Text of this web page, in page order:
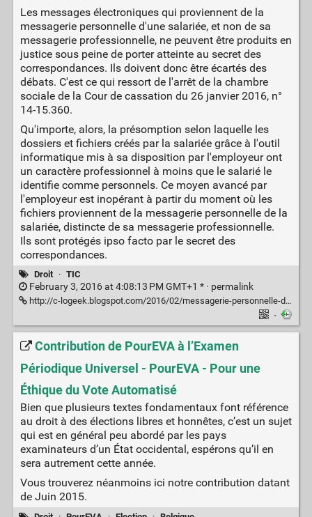
Les messages électroniques qui proviennent de la
messagerie personnelle d'une salariée, et non de sa
messagerie professionnelle, ne peuvent être produits en
justice sous peine de porter atteinte au secret des
correspondances. Ils doivent donc être écartés des
débats. C'est ce qui ressort de l'arrêt de la chambre
sociale de la Cour de cassation du 26 janvier 2016, n°
14-15.360.
Qu'importe, alors, la présomption selon laquelle les
dossiers et fichiers créés par la salariée grâce à l'outil
informatique mis à sa disposition par l'employeur ont
un caractère professionnel à moins que le salarié le
identifie comme personnels. Ce moyen avancé par
l'employeur est inopérant à partir du moment où les
fichiers proviennent de la messagerie personnelle de la
salariée, distincte de sa messagerie professionnelle.
Ils sont protégés ipso facto par le secret des
correspondances.
Droit · TIC
February 3, 2016 at 4:08:13 PM GMT+1 * · permalink
http://c-logeek.blogspot.com/2016/02/messagerie-personnelle-des-salaries-nul.html
·
Contribution de PourEVA à l’Examen
Périodique Universel - PourEVA - Pour une
Éthique du Vote Automatisé
Bien que plusieurs textes fondamentaux font référence
au droit à des élections libres et honnêtes, c’est un sujet
qui est en général peu abordé par les pays
examinateurs d’un État occidental, espérons qu’il en
sera autrement cette année.
Vous trouverez néanmoins ici notre contribution datant
de Juin 2015.